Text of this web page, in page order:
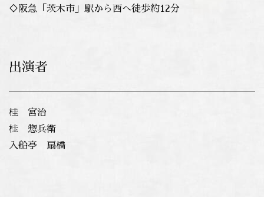
♢阪急「茨木市」駅から西へ徒歩約12分
出演者
桂 宮治
桂 惣兵衛
入船亭 扇橋